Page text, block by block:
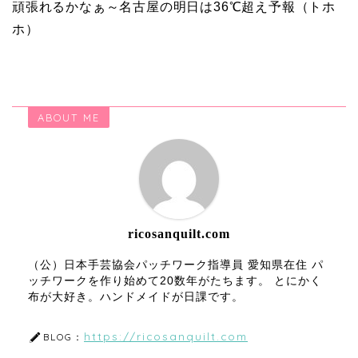
頑張れるかなぁ～名古屋の明日は36℃超え予報（トホ
ホ）
ABOUT ME
ricosanquilt.com
（公）日本手芸協会パッチワーク指導員 愛知県在住 パ
ッチワークを作り始めて20数年がたちます。 とにかく
布が大好き。ハンドメイドが日課です。
BLOG： https://ricosanquilt.com